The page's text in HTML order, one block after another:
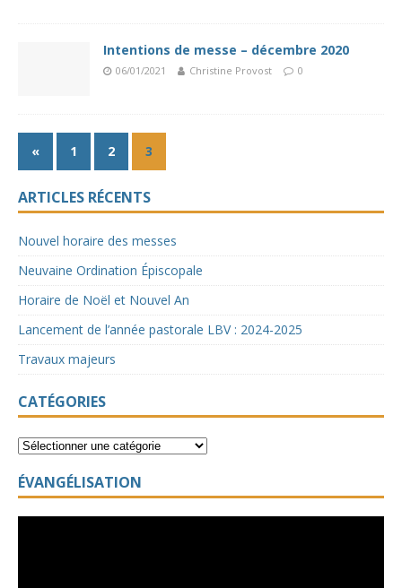
Intentions de messe – décembre 2020
06/01/2021 Christine Provost 0
« 1 2 3
ARTICLES RÉCENTS
Nouvel horaire des messes
Neuvaine Ordination Épiscopale
Horaire de Noël et Nouvel An
Lancement de l’année pastorale LBV : 2024-2025
Travaux majeurs
CATÉGORIES
ÉVANGÉLISATION